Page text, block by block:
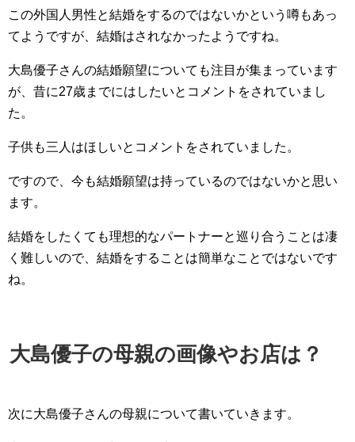
この外国人男性と結婚をするのではないかという噂もあっ
てようですが、結婚はされなかったようですね。
大島優子さんの結婚願望についても注目が集まっています
が、昔に27歳までにはしたいとコメントをされていまし
た。
子供も三人はほしいとコメントをされていました。
ですので、今も結婚願望は持っているのではないかと思い
ます。
結婚をしたくても理想的なパートナーと巡り合うことは凄
く難しいので、結婚をすることは簡単なことではないです
ね。
大島優子の母親の画像やお店は？
次に大島優子さんの母親について書いていきます。